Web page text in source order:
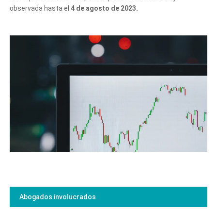
observada hasta el 4 de agosto de 2023.
Abogados involucrados